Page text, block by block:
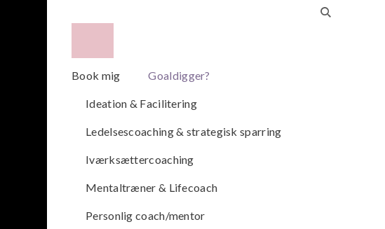
Book mig Goaldigger?
Ideation & Facilitering
Ledelsescoaching & strategisk sparring
Iværksættercoaching
Mentaltræner & Lifecoach
Personlig coach/mentor